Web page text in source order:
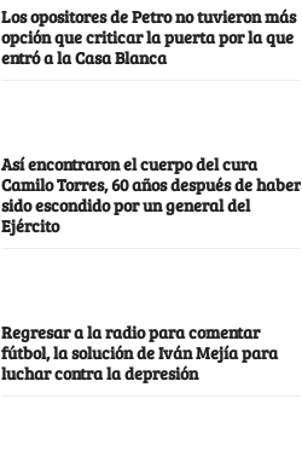
Los opositores de Petro no tuvieron más
opción que criticar la puerta por la que
entró a la Casa Blanca
Así encontraron el cuerpo del cura
Camilo Torres, 60 años después de haber
sido escondido por un general del
Ejército
Regresar a la radio para comentar
fútbol, la solución de Iván Mejía para
luchar contra la depresión